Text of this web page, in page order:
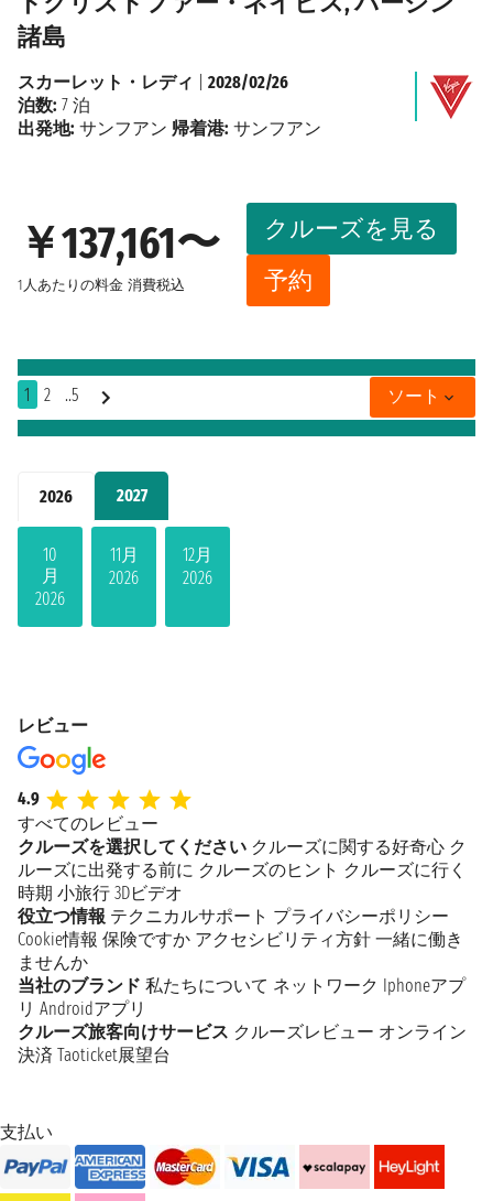
2026 2027
10
月
2026
11月
2026
12月
2026
諸島
￥137,161〜
1人あたりの料金 消費税込
クルーズを見る
予約
スカーレット・レディ
2028/02/26
泊数: 7 泊
出発地: サンフアン 帰着港: サンフアン
1 2 ..5 ソート
レビュー
4.9
すべてのレビュー
クルーズを選択してください クルーズに関する好奇心 ク
ルーズに出発する前に クルーズのヒント クルーズに行く
時期 小旅行 3Dビデオ
役立つ情報 テクニカルサポート プライバシーポリシー
Cookie情報 保険ですか アクセシビリティ方針 一緒に働き
ませんか
当社のブランド 私たちについて ネットワーク
Iphoneアプ
リ Androidアプリ
クルーズ旅客向けサービス クルーズレビュー オンライン
決済 Taoticket展望台
支払い